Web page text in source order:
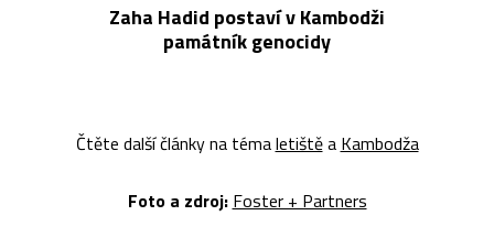
Zaha Hadid postaví v Kambodži
památník genocidy
Čtěte další články na témaletištěa Kambodža
Foto a zdroj: Foster + Partners